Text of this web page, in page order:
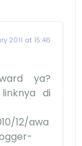
2011 at 15:46
ya?
di
12/awa